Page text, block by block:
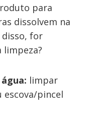
para
dissolvem na
disso, for
limpar
escova/pincel